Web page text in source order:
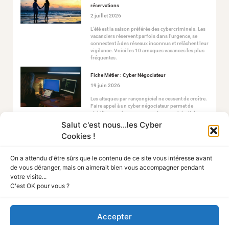
Salut c'est nous...les Cyber
Cookies !
On a attendu d'être sûrs que le contenu de ce site vous intéresse avant
de vous déranger, mais on aimerait bien vous accompagner pendant
votre visite...
C'est OK pour vous ?
Accepter
réservations
2 juillet 2026
L’été est la saison préférée des cybercriminels. Les
vacanciers réservent parfois dans l’urgence, se
connectent à des réseaux inconnus et relâchent leur
vigilance. Voici les 10 arnaques vacances les plus
fréquentes.
Fiche Métier : Cyber Négociateur
19 juin 2026
Les attaques par rançongiciel ne cessent de croître.
Faire appel à un cyber négociateur permet de
stabiliser ce chaos en ouvrant un canal de dialogue
Tout Sur La Cyber